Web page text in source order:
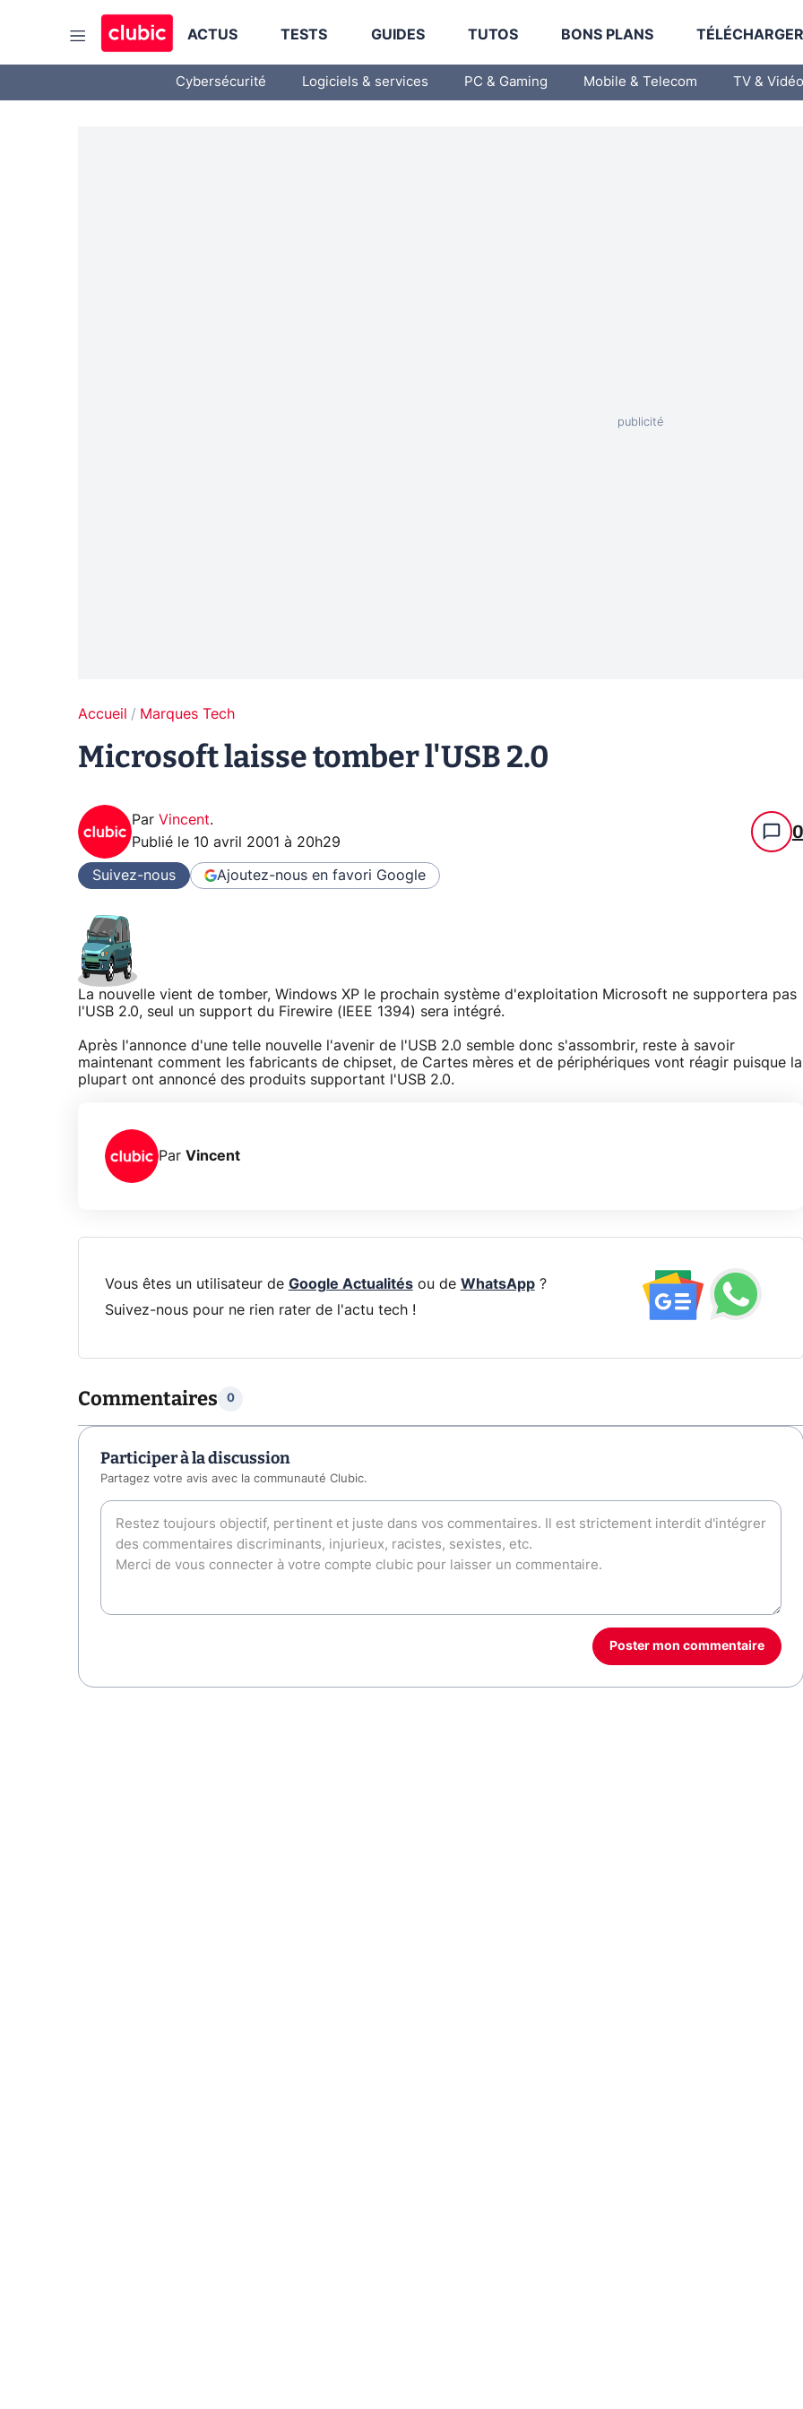
ACTUS TESTS GUIDES TUTOS BONS PLANS
Cybersécurité Logiciels & services PC & Gaming Mobile & Telecom TV & Vidéo
Accueil Marques Tech
Microsoft laisse tomber l'USB 2.0
Par Vincent.
Publié le 10 avril 2001 à 20h29 0
Suivez-nous Ajoutez-nous en favori Google
La nouvelle vient de tomber, Windows XP le prochain système d'exploitation Microsoft ne supportera pas
l'USB 2.0, seul un support du Firewire (IEEE 1394) sera intégré.
Après l'annonce d'une telle nouvelle l'avenir de l'USB 2.0 semble donc s'assombrir, reste à savoir
maintenant comment les fabricants de chipset, de Cartes mères et de périphériques vont réagir puisque la
plupart ont annoncé des produits supportant l'USB 2.0.
Par Vincent
Vous êtes un utilisateur de Google Actualitésou de WhatsApp?
Suivez-nous pour ne rien rater de l'actu tech !
Commentaires 0
Participer à la discussion
Partagez votre avis avec la communauté Clubic.
Poster mon commentaire